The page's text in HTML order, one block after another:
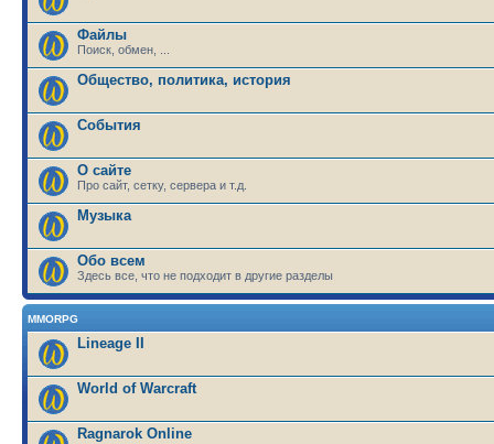
Файлы
Поиск, обмен, ...
Общество, политика, история
События
О сайте
Про сайт, сетку, сервера и т.д.
Музыка
Обо всем
Здесь все, что не подходит в другие разделы
MMORPG
Lineage II
World of Warcraft
Ragnarok Online